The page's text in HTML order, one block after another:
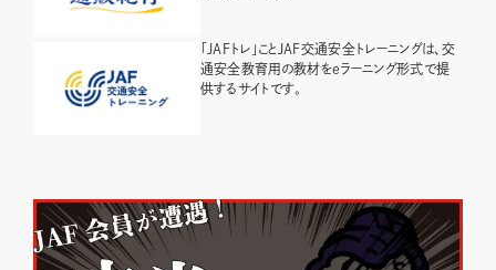
「JAFトレ」ことJAF交通安全トレーニングは、交
通安全教育用の教材をeラーニング形式で提
供するサイトです。